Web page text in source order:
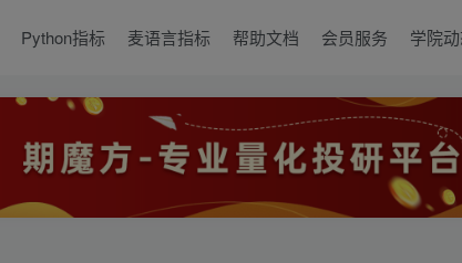
Python指标 麦语言指标 帮助文档 会员服务 学院